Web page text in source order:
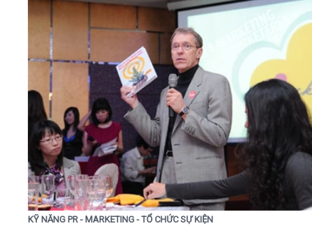
KỸ NĂNG PR - MARKETING - TỔ CHỨC SỰ KIỆN